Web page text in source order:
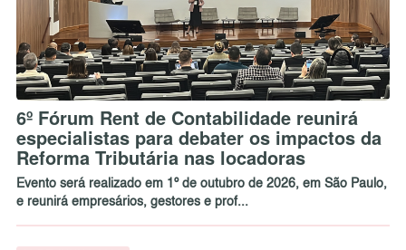
6º Fórum Rent de Contabilidade reunirá
especialistas para debater os impactos da
Reforma Tributária nas locadoras
Evento será realizado em 1º de outubro de 2026, em São Paulo,
e reunirá empresários, gestores e prof...